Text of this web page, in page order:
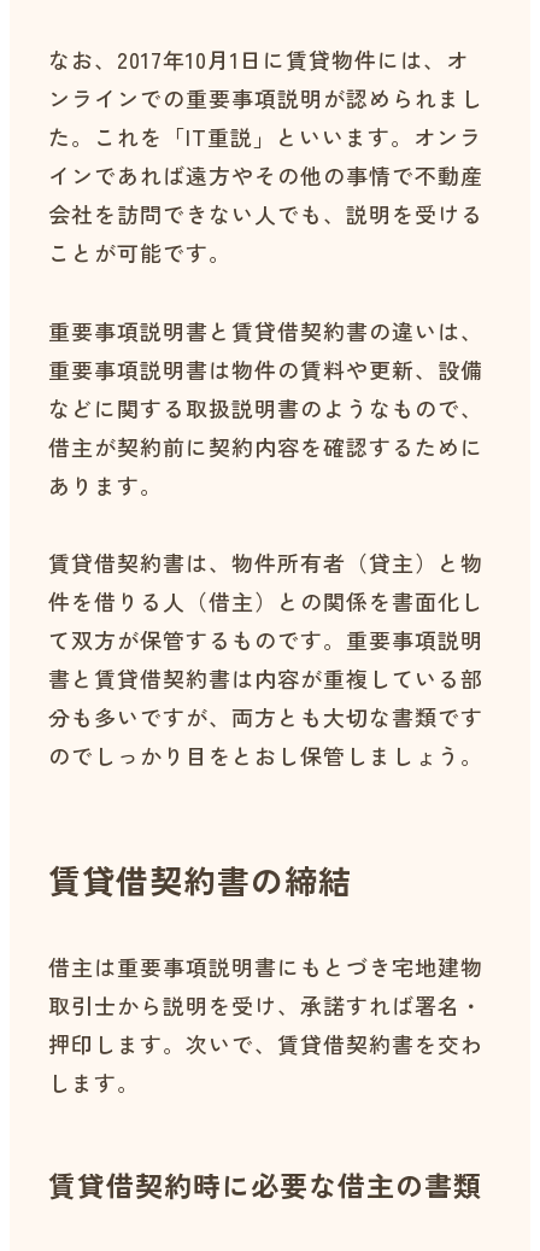
なお、2017年10月1日に賃貸物件には、オ
ンラインでの重要事項説明が認められまし
た。これを「IT重説」といいます。オンラ
インであれば遠方やその他の事情で不動産
会社を訪問できない人でも、説明を受ける
ことが可能です。
重要事項説明書と賃貸借契約書の違いは、
重要事項説明書は物件の賃料や更新、設備
などに関する取扱説明書のようなもので、
借主が契約前に契約内容を確認するために
あります。
賃貸借契約書は、物件所有者（貸主）と物
件を借りる人（借主）との関係を書面化し
て双方が保管するものです。重要事項説明
書と賃貸借契約書は内容が重複している部
分も多いですが、両方とも大切な書類です
のでしっかり目をとおし保管しましょう。
賃貸借契約書の締結
借主は重要事項説明書にもとづき宅地建物
取引士から説明を受け、承諾すれば署名・
押印します。次いで、賃貸借契約書を交わ
します。
賃貸借契約時に必要な借主の書類